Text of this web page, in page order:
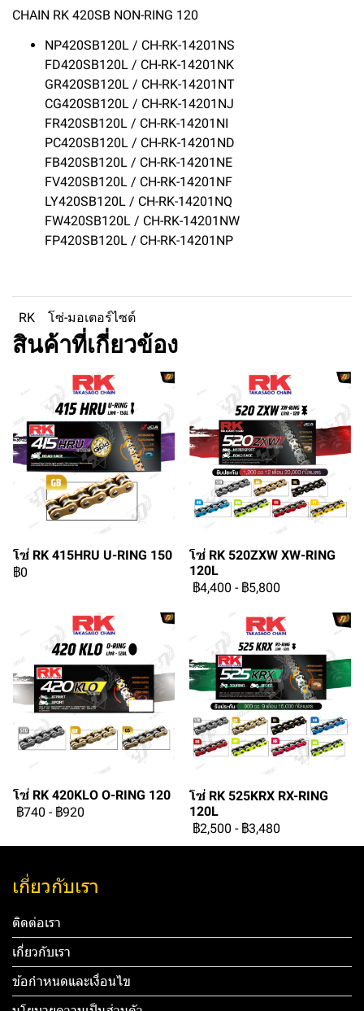
CHAIN RK 420SB NON-RING 120
NP420SB120L / CH-RK-14201NS
FD420SB120L / CH-RK-14201NK
GR420SB120L / CH-RK-14201NT
CG420SB120L / CH-RK-14201NJ
FR420SB120L / CH-RK-14201NI
PC420SB120L / CH-RK-14201ND
FB420SB120L / CH-RK-14201NE
FV420SB120L / CH-RK-14201NF
LY420SB120L / CH-RK-14201NQ
FW420SB120L / CH-RK-14201NW
FP420SB120L / CH-RK-14201NP
RK โซ่-มอเตอร์ไซต์
สินค้าที่เกี่ยวข้อง
โซ่ RK 415HRU U-RING 150
฿0
โซ่ RK 520ZXW XW-RING
120L
฿4,400 - ฿5,800
โซ่ RK 420KLO O-RING 120
฿740 - ฿920
โซ่ RK 525KRX RX-RING
120L
฿2,500 - ฿3,480
เกี่ยวกับเรา
ติดต่อเรา
เกี่ยวกับเรา
ข้อกำหนดและเงื่อนไข